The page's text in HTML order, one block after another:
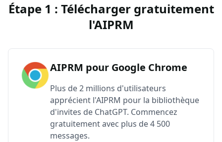
Étape 1 : Télécharger gratuitement
l'AIPRM
AIPRM pour Google Chrome
Plus de 2 millions d'utilisateurs
apprécient l'AIPRM pour la bibliothèque
d'invites de ChatGPT. Commencez
gratuitement avec plus de 4 500
messages.